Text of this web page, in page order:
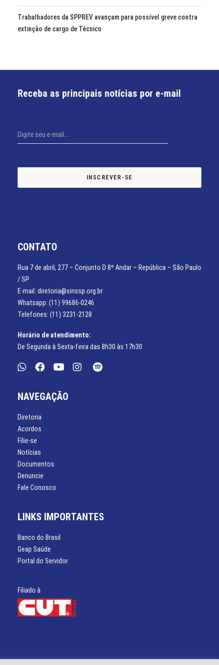
Trabalhadores da SPPREV avançam para possível greve contra
extinção de cargo de Técnico
Receba as principais notícias por e-mail
CONTATO
Rua 7 de abril, 277 – Conjunto D 8º Andar – República – São Paulo
/ SP
E-mail: diretoria@sinssp.org.br
Whatsapp: (11) 99686-0246
Telefones: (11) 3231-2128
Horário de atendimento:
De Segunda à Sexta-feira das 8h30 às 17h30
NAVEGAÇÃO
Diretoria
Acordos
Filie-se
Notícias
Documentos
Denuncie
Fale Conosco
LINKS IMPORTANTES
Banco do Brasil
Geap Saúde
Portal do Servidor
Filiado à